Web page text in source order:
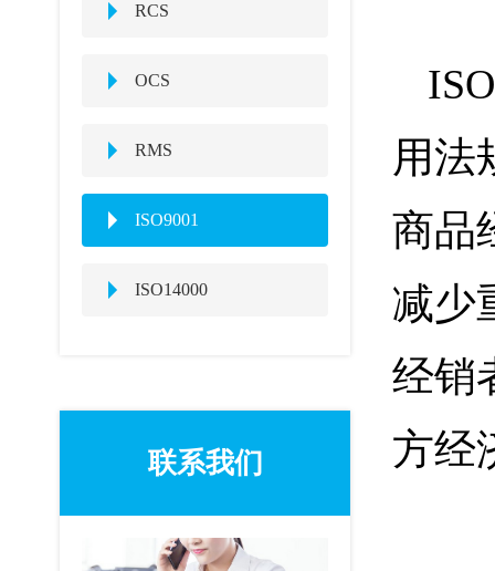
RCS
OCS
RMS
ISO9001
ISO14000
联系我们
用法
商品
减少
经销
方经